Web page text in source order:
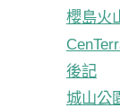
櫻島火
後記
城山公